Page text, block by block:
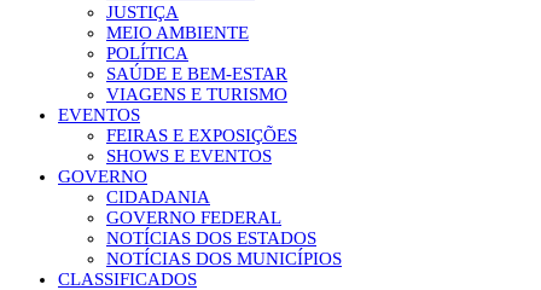
JUSTIÇA
MEIO AMBIENTE
POLÍTICA
SAÚDE E BEM-ESTAR
VIAGENS E TURISMO
EVENTOS
FEIRAS E EXPOSIÇÕES
SHOWS E EVENTOS
GOVERNO
CIDADANIA
GOVERNO FEDERAL
NOTÍCIAS DOS ESTADOS
NOTÍCIAS DOS MUNICÍPIOS
CLASSIFICADOS